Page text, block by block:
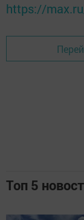
https://
Топ 5